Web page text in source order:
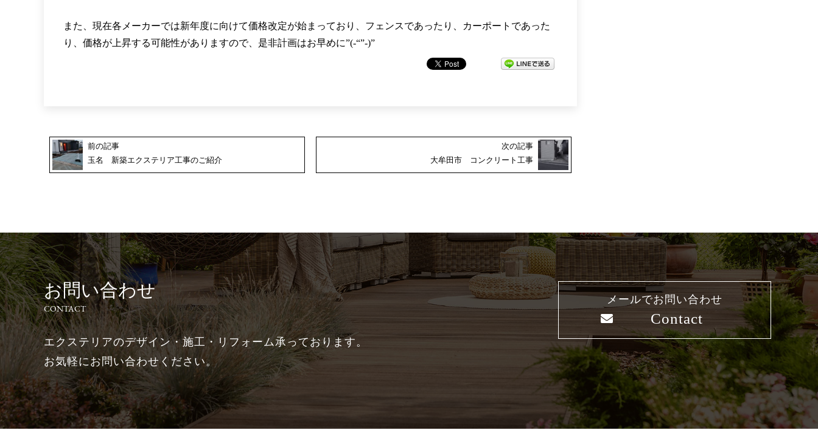
また、現在各メーカーでは新年度に向けて価格改定が始まっており、フェンスであったり、カーポートであった
り、価格が上昇する可能性がありますので、是非計画はお早めに”(-“”-)”
前の記事
玉名 新築エクステリア工事のご紹介
次の記事
大牟田市 コンクリート工事
お問い合わせ
CONTACT
エクステリアのデザイン・施工・リフォーム承っております。
お気軽にお問い合わせください。
メールでお問い合わせ
Contact